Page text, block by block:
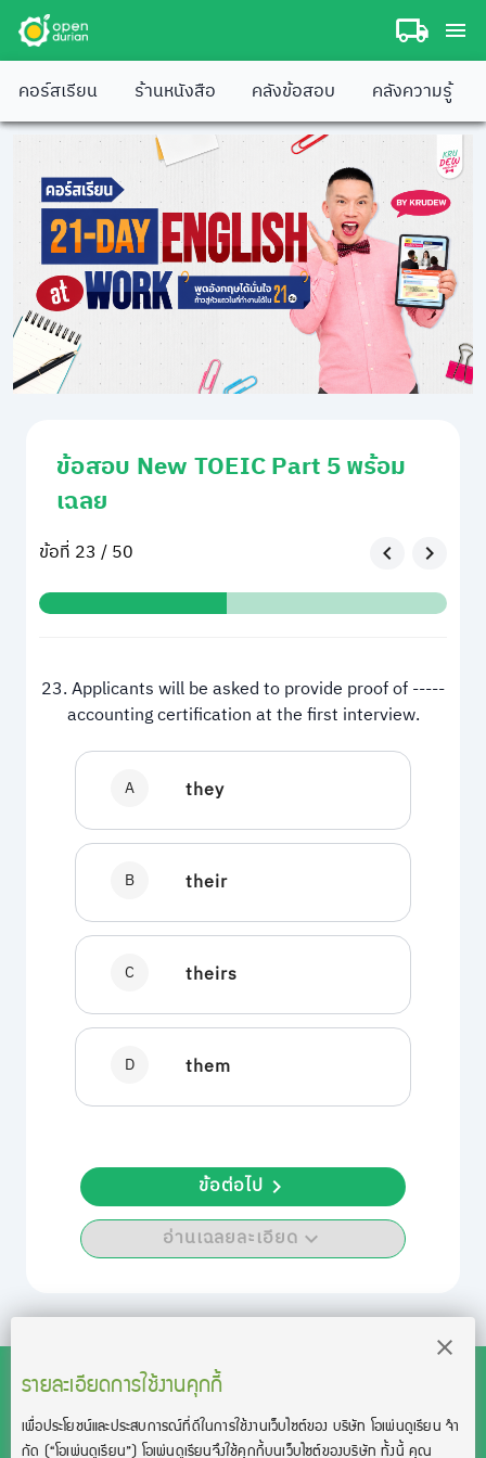
คอร์สเรียน ร้านหนังสือ คลังข้อสอบ คลังความรู้
ข้อสอบ New TOEIC Part 5 พร้อม
เฉลย
ข้อที่ 23 / 50
23. Applicants will be asked to provide proof of -----
accounting certification at the first interview.
A they
B their
C theirs
D them
อ่านเฉลยละเอียด
ข้อต่อไป
รายละเอียดการใช้งานคุกกี้
เพื่อประโยชน์และประสบการณ์ที่ดีในการใช้งานเว็บไซต์ของ บริษัท โอเพ่นดูเรียน จํา
กัด (“โอเพ่นดูเรียน”)โอเพ่นดูเรียนจึงใช้คุกกี้บนเว็บไซต์ของบริษัท ทั้งนี้ คุณ
สงวนลิขสิทธิ์โดย บริษัท โอเพ่นดูเรียน จำกัด 2021 ©︎ OpenDurian